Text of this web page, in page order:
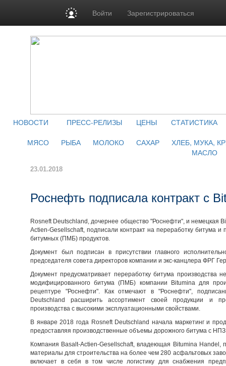
Войти Зарегистрироваться
НОВОСТИ ПРЕСС-РЕЛИЗЫ ЦЕНЫ
СТАТИСТИКА
МЯСО
РЫБА МОЛОКО САХАР
ХЛЕБ, МУКА,
МАСЛО
23.01.2018
Роснефть подписала контракт с
Rosneft Deutschland, дочернее общество "Роснефти", и немецкая
Actien-Gesellschaft, подписали контракт на переработку битума
битумных (ПМБ) продуктов.
Документ был подписан в присутствии главного
председателя совета директоров компании и экс-канцлера ФРГ
Документ предусматривает переработку битума производства
модифицированного битума (ПМБ) компании Bitumina для
рецептуре "Роснефти". Как отмечают в "Роснефти",
Deutschland расширить ассортимент своей продукции и
производства с высокими эксплуатационными свойствами.
В январе 2018 года Rosneft Deutschland начала маркетинг и
предоставляя производственные объемы дорожного битума с
Компания Basalt-Actien-Gesellschaft, владеющая Bitumina Handel,
материалы для строительства на более чем 280 асфальтовых
включает в себя в том числе логистику для снабжения